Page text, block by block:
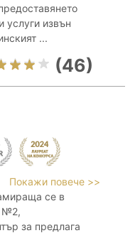
услуги извън
...
(46)
Покажи повече >>
се в
№2,
за предлага